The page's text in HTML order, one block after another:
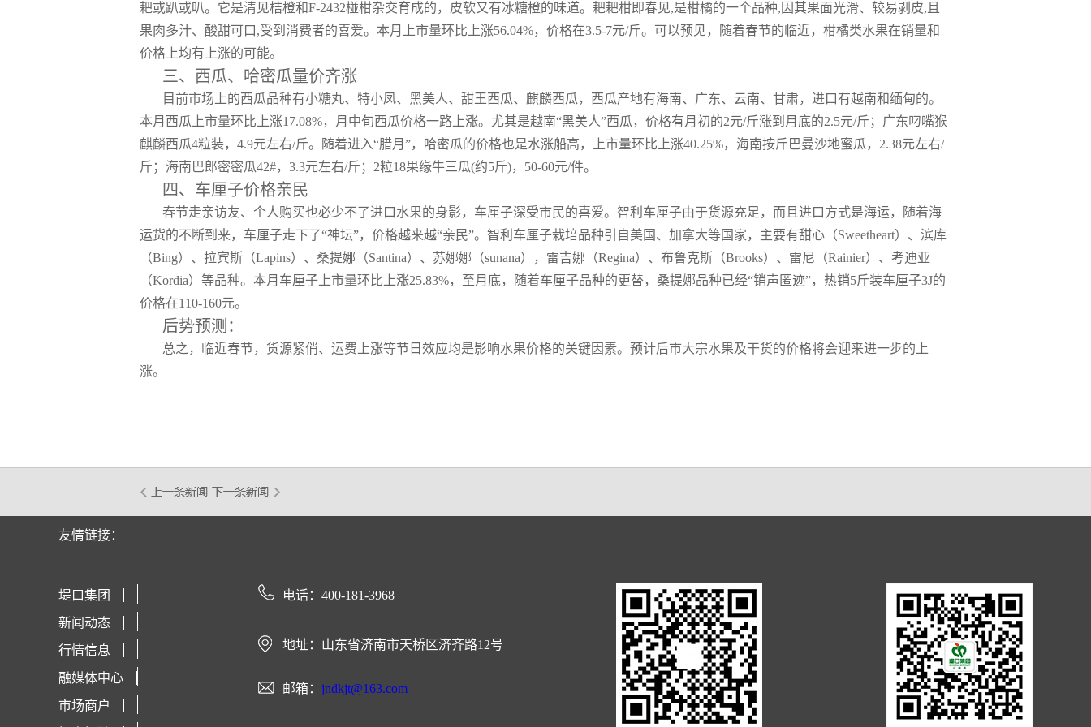
耙或趴或叭。它是清见桔橙和F-2432椪柑杂交育成的，皮软又有冰糖橙的味道。耙耙柑即春见,是柑橘的一个品种,因其果面光滑、较易剥皮,且
果肉多汁、酸甜可口,受到消费者的喜爱。本月上市量环比上涨56.04%，价格在3.5-7元/斤。可以预见，随着春节的临近，柑橘类水果在销量和
价格上均有上涨的可能。
三、西瓜、哈密瓜量价齐涨
目前市场上的西瓜品种有小糖丸、特小凤、黑美人、甜王西瓜、麒麟西瓜，西瓜产地有海南、广东、云南、甘肃，进口有越南和缅甸的。
本月西瓜上市量环比上涨17.08%，月中旬西瓜价格一路上涨。尤其是越南“黑美人”西瓜，价格有月初的2元/斤涨到月底的2.5元/斤；广东叼嘴猴
麒麟西瓜4粒装，4.9元左右/斤。随着进入“腊月”，哈密瓜的价格也是水涨船高，上市量环比上涨40.25%，海南按斤巴曼沙地蜜瓜，2.38元左右/
斤；海南巴郎密密瓜42#，3.3元左右/斤；2粒18果缘牛三瓜(约5斤)，50-60元/件。
四、车厘子价格亲民
春节走亲访友、个人购买也必少不了进口水果的身影，车厘子深受市民的喜爱。智利车厘子由于货源充足，而且进口方式是海运，随着海
运货的不断到来，车厘子走下了“神坛”，价格越来越“亲民”。智利车厘子栽培品种引自美国、加拿大等国家，主要有甜心（Sweetheart）、滨库
（Bing）、拉宾斯（Lapins）、桑提娜（Santina）、苏娜娜（sunana），雷吉娜（Regina）、布鲁克斯（Brooks）、雷尼（Rainier）、考迪亚
（Kordia）等品种。本月车厘子上市量环比上涨25.83%，至月底，随着车厘子品种的更替，桑提娜品种已经“销声匿迹”，热销5斤装车厘子3J的
价格在110-160元。
后势预测：
总之，临近春节，货源紧俏、运费上涨等节日效应均是影响水果价格的关键因素。预计后市大宗水果及干货的价格将会迎来进一步的上
涨。
友情链接：
堤口集团
新闻动态
行情信息
融媒体中心
市场商户
电话：400-181-3968
地址：山东省济南市天桥区济齐路12号
邮箱： jndkjt@163.com